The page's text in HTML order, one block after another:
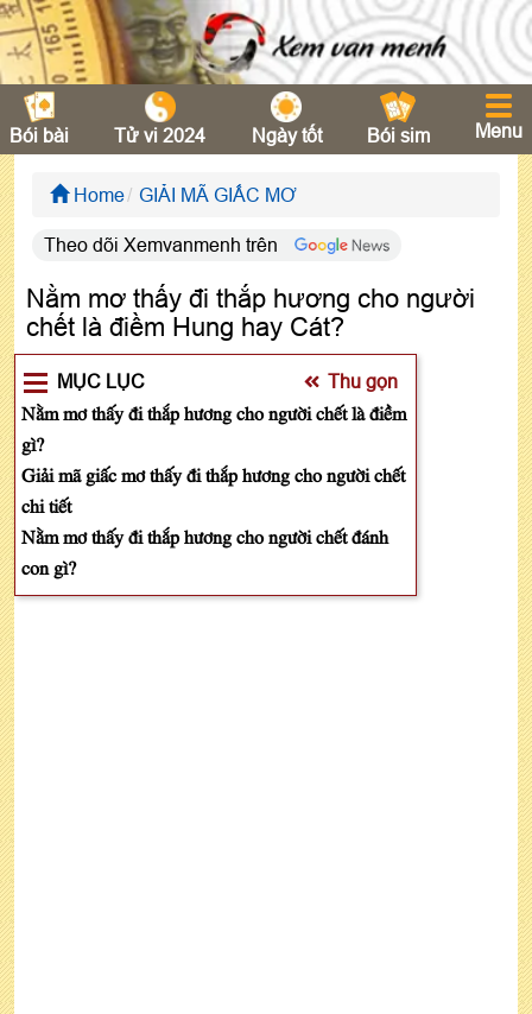
Bói bài Tử vi 2024 Ngày tốt Bói sim Menu
Home GIẢI MÃ GIẤC MƠ
Theo dõi Xemvanmenh trên
Nằm mơ thấy đi thắp hương cho người
chết là điềm Hung hay Cát?
MỤC LỤC Thu gọn
Nằm mơ thấy đi thắp hương cho người chết là điềm
gì?
Giải mã giấc mơ thấy đi thắp hương cho người chết
chi tiết
Nằm mơ thấy đi thắp hương cho người chết đánh
con gì?